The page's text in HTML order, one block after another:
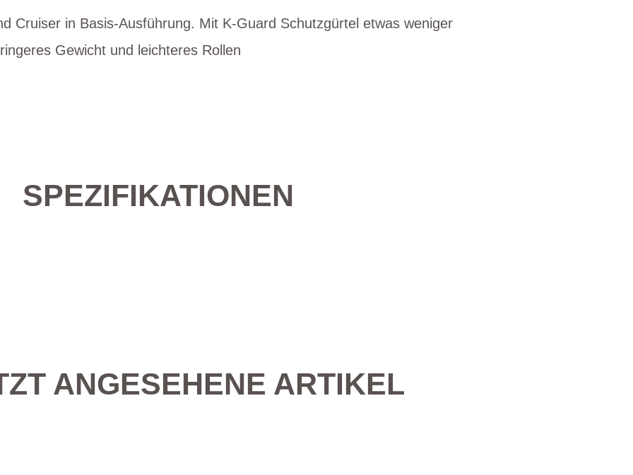
Cruiser in Basis-Ausführung. Mit K-Guard Schutzgürtel etwas weniger
Gewicht und leichteres Rollen
SPEZIFIKATIONEN
ANGESEHENE ARTIKEL